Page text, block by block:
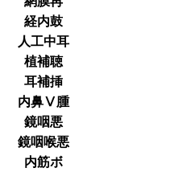
経内鼓
人工中耳
植補聴
耳補挿
内鼻Ⅴ腫
鏡咽悪
鏡咽喉悪
内筋ボ